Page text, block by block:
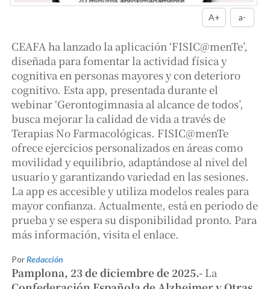
A+ a-
CEAFA ha lanzado la aplicación ‘FISIC@menTe’,
diseñada para fomentar la actividad física y
cognitiva en personas mayores y con deterioro
cognitivo. Esta app, presentada durante el
webinar ‘Gerontogimnasia al alcance de todos’,
busca mejorar la calidad de vida a través de
Terapias No Farmacológicas. FISIC@menTe
ofrece ejercicios personalizados en áreas como
movilidad y equilibrio, adaptándose al nivel del
usuario y garantizando variedad en las sesiones.
La app es accesible y utiliza modelos reales para
mayor confianza. Actualmente, está en periodo de
prueba y se espera su disponibilidad pronto. Para
más información, visita el enlace.
PorRedacción
Pamplona, 23 de diciembre de 2025.- La